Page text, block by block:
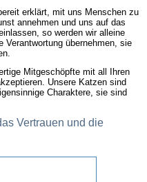
erklärt, mit uns Menschen zu
annehmen und uns auf das
so werden wir alleine
übernehmen, sie
Mitgeschöpfte mit all Ihren
Unsere Katzen sind
Charaktere, sie sind
Vertrauen und die